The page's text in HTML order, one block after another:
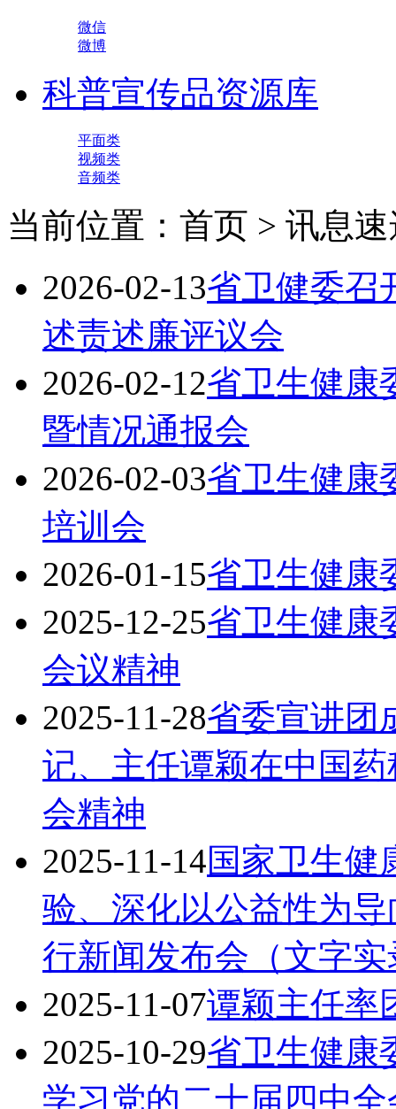
微信
微博
科普宣传品资源库
平面类
视频类
音频类
当前位置：首页 > 讯息
2026-02-13省卫健委召
述责述廉评议会
2026-02-12省卫生健康
暨情况通报会
2026-02-03省卫生健康
培训会
2026-01-15省卫生健康
2025-12-25省卫生健康
会议精神
2025-11-28省委宣讲团
记、主任谭颖在中国
会精神
2025-11-14国家卫生健
验、深化以公益性为
行新闻发布会（文字实
2025-11-07谭颖主任率
2025-10-29省卫生健康
学习党的二十届四中